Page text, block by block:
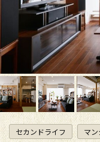
セカンドライフ マ